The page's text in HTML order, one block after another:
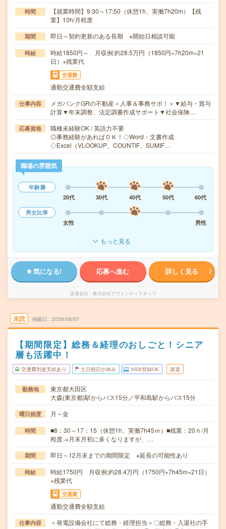
時間
【就業時間】9:30～17:50（休憩1h、実働7h20m）【残
業】10h/月程度
期間 即日～契約更新のある長期 ※開始日相談可能
時給
時給1850円～ 月収例:約28.5万円（1850円×7h20m×21
日）+残業代
交通費
通勤交通費全額支給
仕事内容
メガバンクGRの不動産＜人事＆事務サポ！＞▼給与・賞与
計算▼年末調整、法定調書作成サポート▼社会保険…
応募資格
職種未経験OK / 英語力不要
◎事務経験があればＯＫ！◇Word：文書作成
◇Excel（VLOOKUP、COUNTIF、SUMIF…
職場の雰囲気
年齢層
20代
30代 40代 50代
60代
男女比率
女性
男性
もっと見る
気になる! 応募へ進む 詳しく見る
派遣会社 株式会社アヴァンティスタッフ
未読 掲載日 2026/08/07
【期間限定】総務＆経理のおしごと！シニア
層も活躍中！
交通費別途支給あり 土日祝日が休み WEB登録OK 派遣
勤務地
東京都大田区
大森(東京都)駅からバス15分／平和島駅からバス15分
曜日頻度 月～金
時間
■8：30～17：15（休憩1h、実働7h45ｍ）■残業：20ｈ/月
程度→月末月初に多くなりますが、…
期間 即日～12月末までの期間限定 ※延長の可能性あり
時給
時給1750円 月収例:約28.4万円（1750円×7h45m×21日）
+残業代
交通費
通勤交通費全額支給
仕事内容
＜発電設備会社にて総務・経理担当＞〇総務・入退社の手